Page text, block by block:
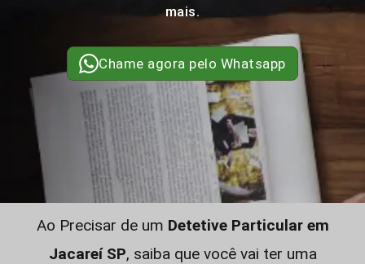
mais.
Chame agora pelo Whatsapp
Ao Precisar de um Detetive Particular em
Jacareí SP, saiba que você vai ter uma